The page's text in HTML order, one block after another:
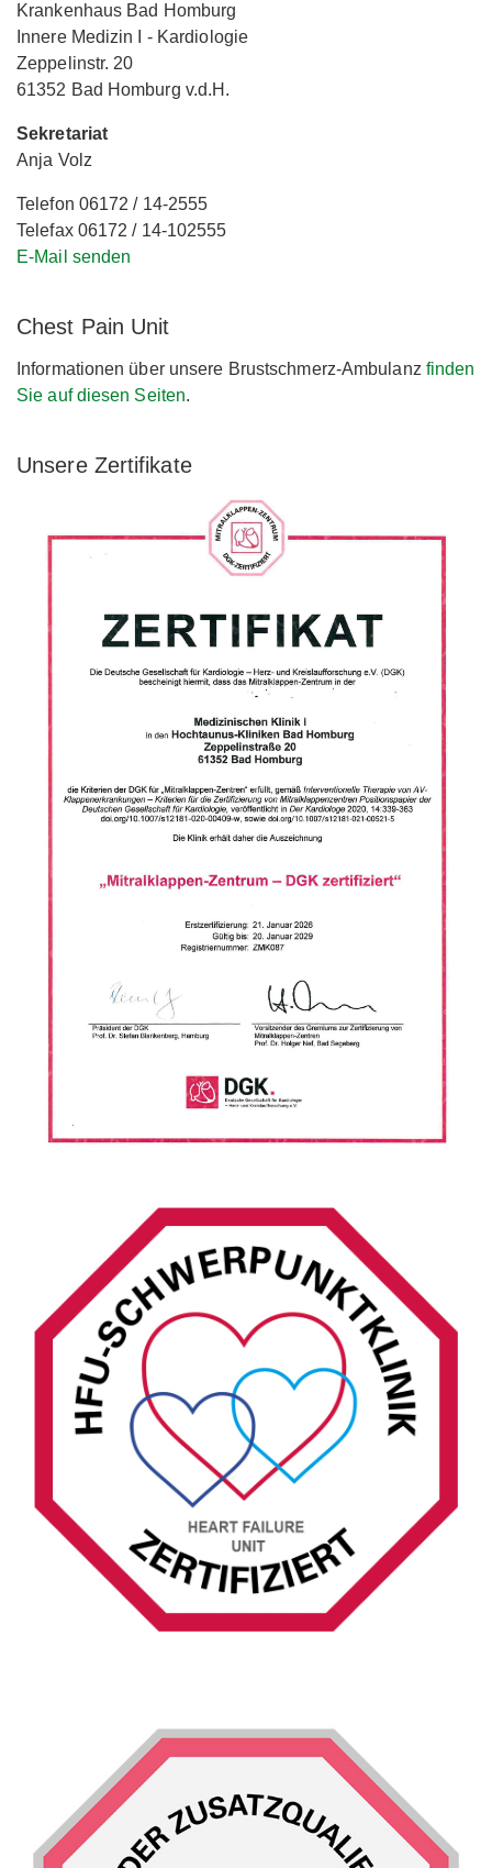
Krankenhaus Bad Homburg
Innere Medizin I - Kardiologie
Zeppelinstr. 20
61352 Bad Homburg v.d.H.
Sekretariat
Anja Volz
Telefon 06172 / 14-2555
Telefax 06172 / 14-102555
E-Mail senden
Chest Pain Unit
Informationen über unsere Brustschmerz-Ambulanz finden
Sie auf diesen Seiten.
Unsere Zertifikate